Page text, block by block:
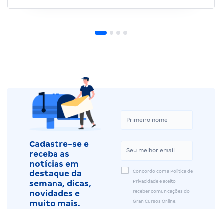
Cadastre-se e
receba as
notícias em
destaque da
semana, dicas,
novidades e
muito mais.
Concordo com a Política de
Privacidade e aceito
receber comunicações do
Gran Cursos Online.